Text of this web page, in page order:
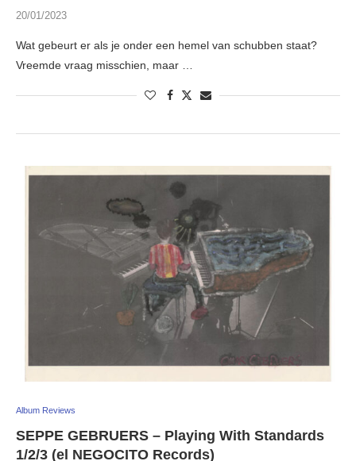
20/01/2023
Wat gebeurt er als je onder een hemel van schubben staat?
Vreemde vraag misschien, maar …
Album Reviews
SEPPE GEBRUERS – Playing With Standards
1/2/3 (el NEGOCITO Records)